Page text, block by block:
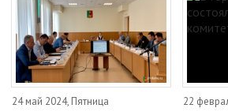
24 май 2024, Пятница 22